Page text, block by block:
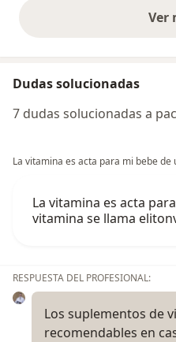
Ver
Dudas solucionadas
7 dudas solucionadas a
La vitamina es acta para mi bebe
La vitamina es acta
vitamina se llama
RESPUESTA DEL PROFESIONAL:
Los suplementos de
recomendables en